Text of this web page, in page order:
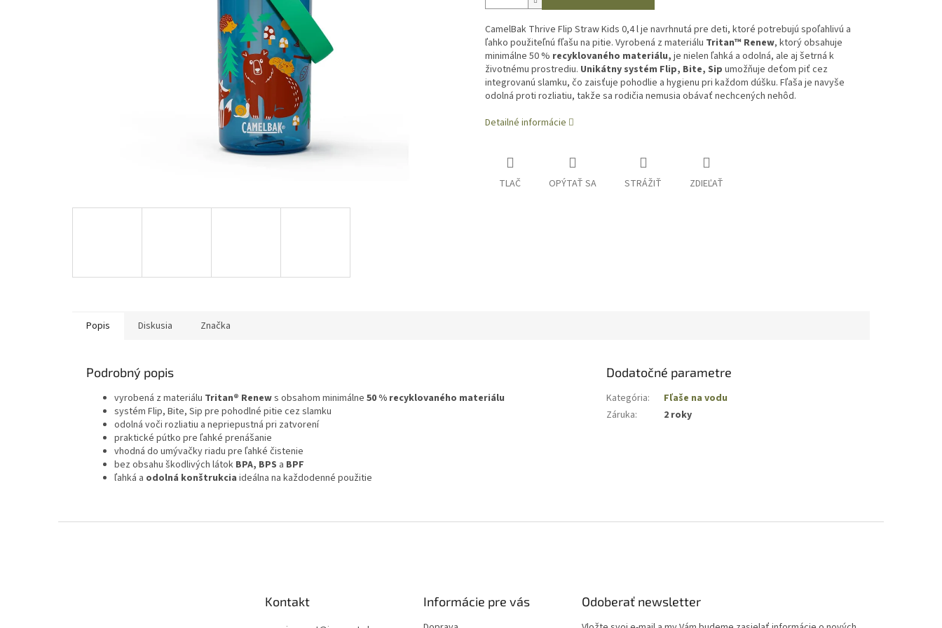
CamelBak Thrive Flip Straw Kids 0,4 l je navrhnutá pre deti, ktoré potrebujú spoľahlivú a
ľahko použiteľnú fľašu na pitie. Vyrobená z materiálu Tritan™ Renew, ktorý obsahuje
minimálne 50 % recyklovaného materiálu, je nielen ľahká a odolná, ale aj šetrná k
životnému prostrediu. Unikátny systém Flip, Bite, Sip umožňuje deťom piť cez
integrovanú slamku, čo zaisťuje pohodlie a hygienu pri každom dúšku. Fľaša je navyše
odolná proti rozliatiu, takže sa rodičia nemusia obávať nechcených nehôd.
Detailné informácie
TLAČ OPÝTAŤ SA STRÁŽIŤ ZDIEĽAŤ
Popis Diskusia Značka
Podrobný popis
vyrobená z materiálu Tritan® Renews obsahom minimálne 50 % recyklovaného materiálu
systém Flip, Bite, Sip pre pohodlné pitie cez slamku
odolná voči rozliatiu a nepriepustná pri zatvorení
praktické pútko pre ľahké prenášanie
vhodná do umývačky riadu pre ľahké čistenie
bez obsahu škodlivých látok BPA, BPS a BPF
ľahká a odolná konštrukcia ideálna na každodenné použitie
Dodatočné parametre
Kategória:
Fľaše na vodu
Záruka: 2 roky
Kontakt Informácie pre vás Odoberať newsletter